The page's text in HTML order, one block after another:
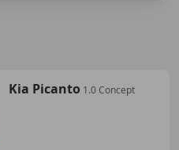
Kia Picanto 1.0 Concept